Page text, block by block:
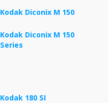
Kodak Diconix M 150
Kodak Diconix M 150
Series
Kodak 180 SI